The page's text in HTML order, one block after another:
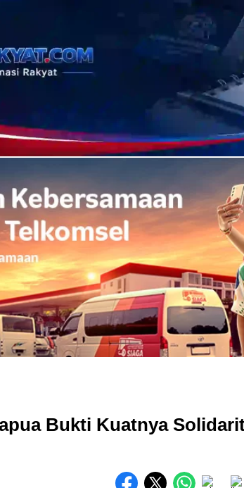
Bukti Kuatnya